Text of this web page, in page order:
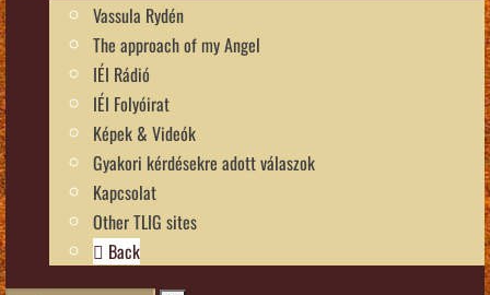
Vassula Rydén
The approach of my Angel
IÉI Rádió
IÉI Folyóirat
Képek & Videók
Gyakori kérdésekre adott válaszok
Kapcsolat
Other TLIG sites
Back